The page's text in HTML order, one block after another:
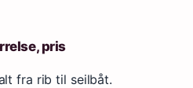
pris
fra rib til seilbåt.